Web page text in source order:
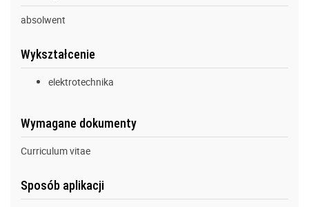
absolwent
Wykształcenie
elektrotechnika
Wymagane dokumenty
Curriculum vitae
Sposób aplikacji